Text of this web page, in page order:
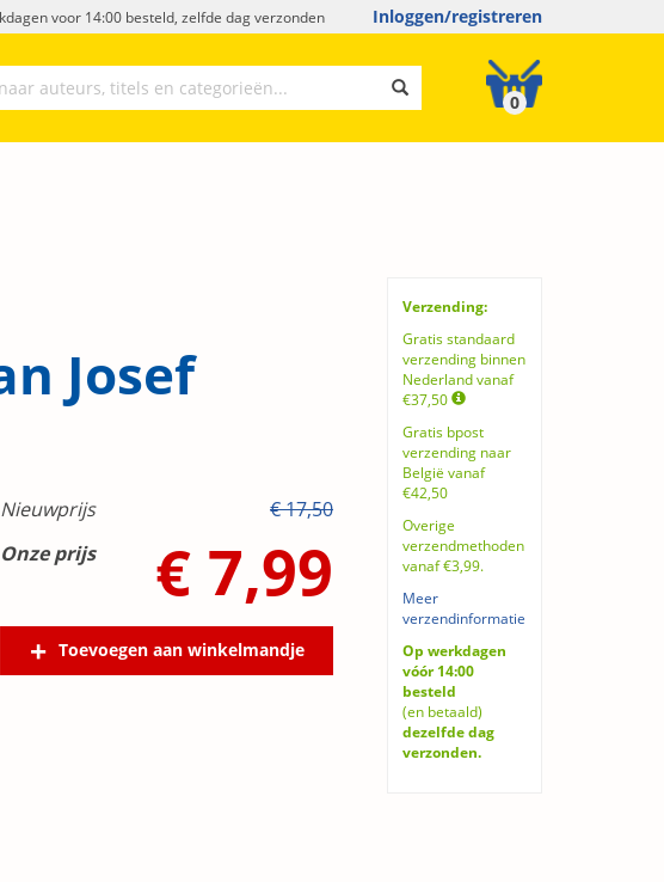
voor 14:00 besteld, zelfde dag verzonden Inloggen/registreren
0
Verzending:
Gratis standaard
verzending binnen
Nederland vanaf
€37,50
Gratis bpost
verzending naar
België vanaf
€42,50
Overige
verzendmethoden
vanaf €3,99.
Meer
verzendinformatie
Op werkdagen
vóór 14:00
besteld
(en betaald)
dezelfde dag
verzonden.
Josef
Nieuwprijs
€ 17,50
Onze prijs
€ 7,99
Toevoegen aan winkelmandje